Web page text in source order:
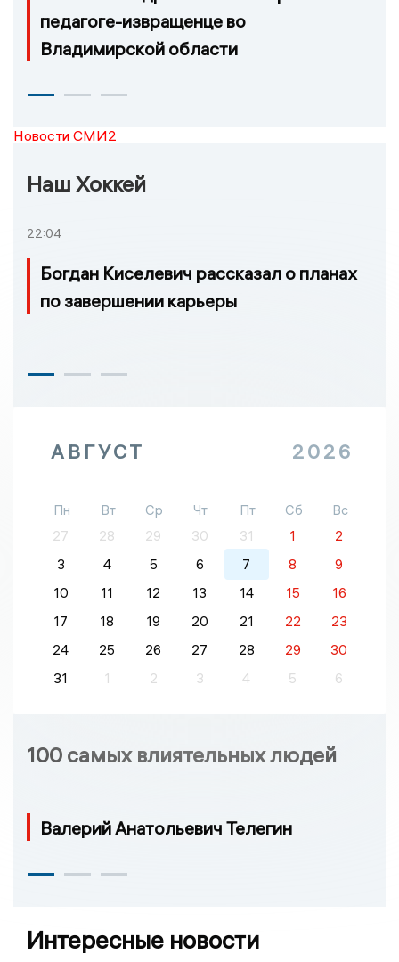
педагоге-извращенце во
Владимирской области
Новости СМИ2
Наш Хоккей
22:04
Богдан Киселевич рассказал о планах
по завершении карьеры
АВГУСТ 2026
Пн Вт Ср Чт Пт Сб
Вс
27
28 29 30 31 1
2
3
4 5 6 7 8
9
10
11 12 13 14 15
16
17
18 19 20 21 22
23
24
25 26 27 28 29
30
31
1 2 3 4 5 6
100 самых влиятельных людей
Валерий Анатольевич Телегин
Интересные новости